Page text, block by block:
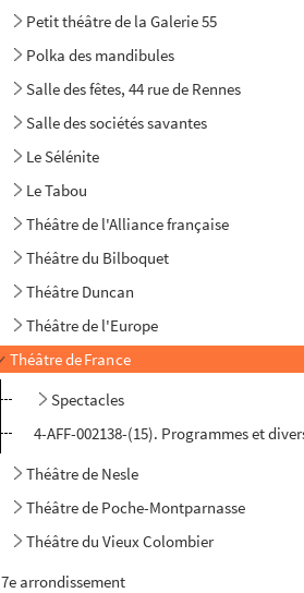
Petit théâtre de la Galerie 55
Polka des mandibules
Salle des fêtes, 44 rue de Rennes
Salle des sociétés savantes
Le Sélénite
Le Tabou
Théâtre de l'Alliance française
Théâtre du Bilboquet
Théâtre Duncan
Théâtre de l'Europe
Théâtre de France
Spectacles
4-AFF-002138-(15). Programmes et
Théâtre de Nesle
Théâtre de Poche-Montparnasse
Théâtre du Vieux Colombier
7e arrondissement